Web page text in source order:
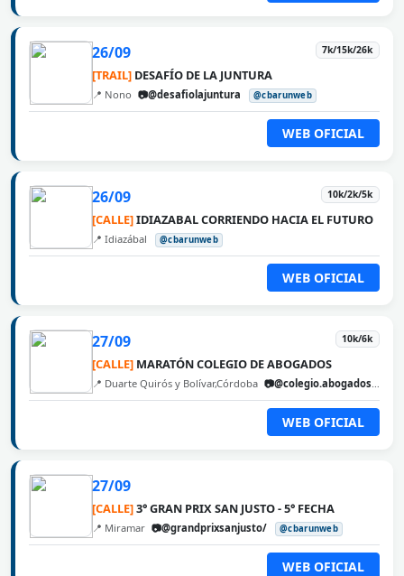
26/09 7k/15k/26k
[TRAIL] DESAFÍO DE LA JUNTURA
📍 Nono 📷@desafiolajuntura @cbarunweb
WEB OFICIAL
26/09 10k/2k/5k
[CALLE]IDIAZABAL CORRIENDO HACIA EL FUTURO
📍 Idiazábal @cbarunweb
WEB OFICIAL
27/09 10k/6k
[CALLE] MARATÓN COLEGIO DE ABOGADOS
📍 Duarte Quirós y Bolívar,Córdoba 📷@colegio.abogados.cordoba
WEB OFICIAL
27/09
[CALLE]3° GRAN PRIX SAN JUSTO - 5° FECHA
📍 Miramar 📷@grandprixsanjusto/ @cbarunweb
WEB OFICIAL